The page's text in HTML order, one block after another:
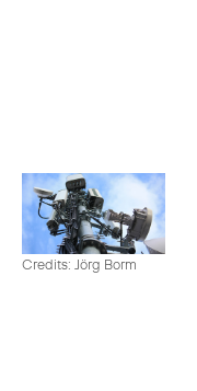
Credits: Jörg Borm